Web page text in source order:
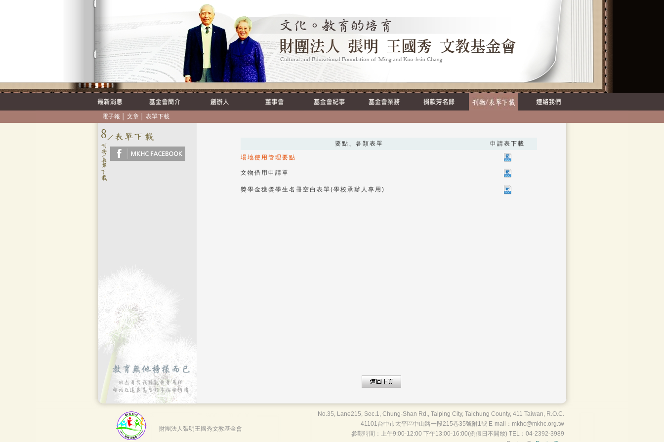
電子報 文章 表單下載
要點、各類表單
申請表下載
場地使用管理要點
文物借用申請單
獎學金獲獎學生名冊空白表單(學校承辦人專用)
財團法人張明王國秀文教基金會
No.35, Lane215, Sec.1, Chung-Shan Rd., Taiping City, Taichung County, 411 Taiwan, R.O.C.
41101台中市太平區中山路一段215巷35號附1號 E-mail：mkhc@mkhc.org.tw
參觀時間：上午9:00-12:00 下午13:00-16:00(例假日不開放) TEL：04-2392-3989